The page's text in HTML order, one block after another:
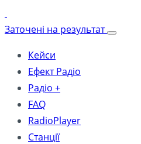
Заточені на результат
Кейси
Ефект Радіо
Радіо +
FAQ
RadioPlayer
Станції